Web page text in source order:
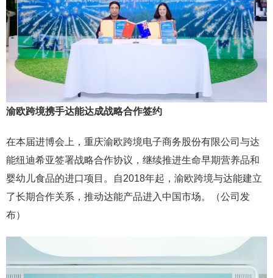
渝欧跨境携手达能达成战略合作签约
在本届进博会上，重庆渝欧跨境电子商务股份有限公司与达
能纽迪希亚签署战略合作协议，继续推进生命早期营养品和
婴幼儿食品的进口项目。自2018年起，渝欧跨境与达能建立
了长期合作关系，推动达能产品进入中国市场。（公司发
布）